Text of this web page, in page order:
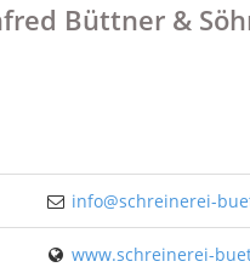
Büttner &
info@schreinerei-
www.schreinerei-